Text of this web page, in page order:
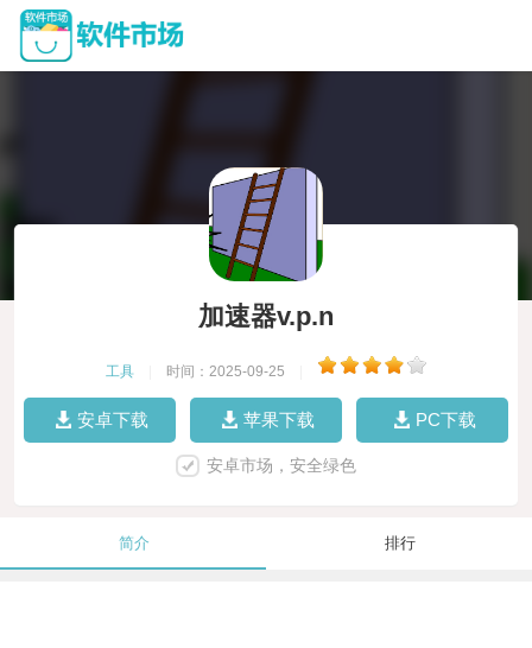
加速器v.p.n
工具 时间：2025-09-25
安卓下载 苹果下载 PC下载
安卓市场，安全绿色
简介 排行